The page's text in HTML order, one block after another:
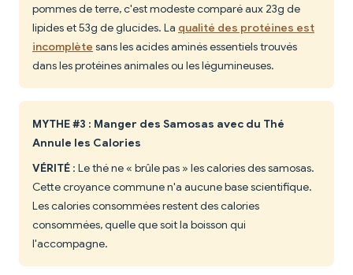
pommes de terre, c'est modeste comparé aux 23g de
lipides et 53g de glucides. La qualité des protéines est
incomplète sans les acides aminés essentiels trouvés
dans les protéines animales ou les légumineuses.
MYTHE #3 : Manger des Samosas avec du Thé
Annule les Calories
VÉRITÉ : Le thé ne « brûle pas » les calories des samosas.
Cette croyance commune n'a aucune base scientifique.
Les calories consommées restent des calories
consommées, quelle que soit la boisson qui
l'accompagne.